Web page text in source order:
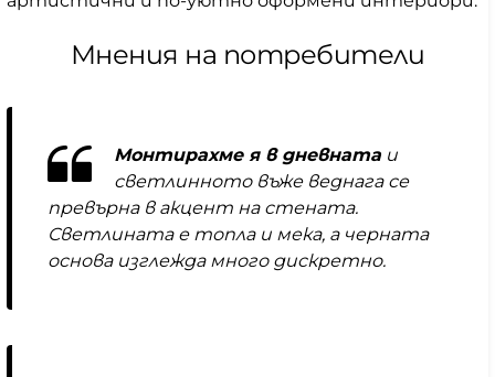
Мнения на потребители
Монтирахме я в дневната и
светлинното въже веднага се
превърна в акцент на стената.
Светлината е топла и мека, а черната
основа изглежда много дискретно.